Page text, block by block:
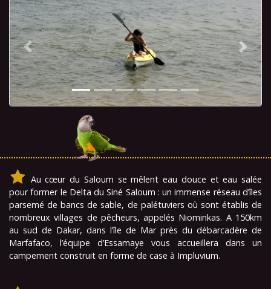
Previous Next
Au cœur du Saloum se mêlent eau douce et eau salée
pour former le Delta du Siné Saloum : un immense réseau d’îles
parsemé de bancs de sable, de palétuviers où sont établis de
nombreux villages de pêcheurs, appelés Niominkas. A 150km
au sud de Dakar, dans l’île de Mar près du débarcadère de
Marfafaco, l’équipe d’Essamaye vous accueillera dans un
campement construit en forme de case à Impluvium.